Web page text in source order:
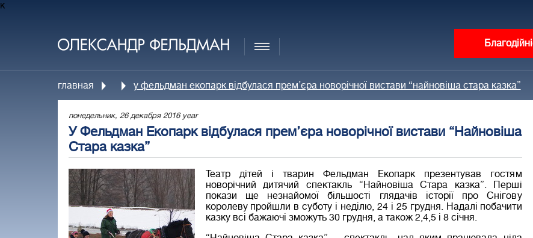
к
главная у фельдман екопарк відбулася прем’єра новорічної вистави “найновіша стара казка”
понедельник, 26 декабря 2016 year
У Фельдман Екопарк відбулася прем’єра новорічної вистави “Найновіша
Стара казка”
Театр дітей і тварин Фельдман Екопарк презентував гостям
новорічний дитячий спектакль “Найновіша Стара казка”. Перші
покази ще незнайомої більшості глядачів історії про Снігову
королеву пройшли в суботу і неділю, 24 і 25 грудня. Надалі побачити
казку всі бажаючі зможуть 30 грудня, а також 2,4,5 і 8 січня.